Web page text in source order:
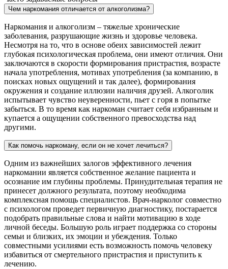
Чем наркомания отличается от алкоголизма?
Наркомания и алкоголизм – тяжелые хронические
заболевания, разрушающие жизнь и здоровье человека.
Несмотря на то, что в основе обеих зависимостей лежит
глубокая психологическая проблема, они имеют отличия. Они
заключаются в скорости формирования пристрастия, возрасте
начала употребления, мотивах употребления (за компанию, в
поисках новых ощущений и так далее), формирования
окружения и создание иллюзии наличия друзей. Алкоголик
испытывает чувство неуверенности, пьет с горя в попытке
забыться. В то время как наркоман считает себя избранным и
купается а ощущении собственного превосходства над
другими.
Как помочь наркоману, если он не хочет лечиться?
Одним из важнейших залогов эффективного лечения
наркомании является собственное желание пациента и
осознание им глубины проблемы. Принудительная терапия не
принесет должного результата, поэтому необходима
комплексная помощь специалистов. Врач-нарколог совместно
с психологом проведет первичную диагностику, постарается
подобрать правильные слова и найти мотивацию в ходе
личной беседы. Большую роль играет поддержка со стороны
семьи и близких, их эмоции и убеждения. Только
совместными усилиями есть возможность помочь человеку
избавиться от смертельного пристрастия и приступить к
лечению.